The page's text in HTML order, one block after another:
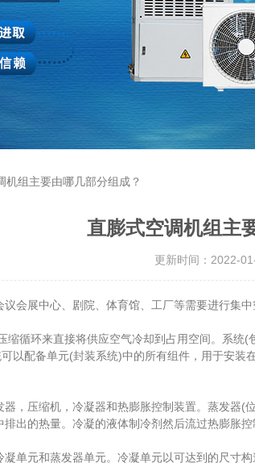
机组主要由哪几部分组成？
直膨式空调机组主
更新时间：2022-
会展中心、剧院、体育馆、工厂等需要进行集中
环来直接将供应空气冷却到占用空间。系统(
以配备单元(封装系统)中的所有组件，用于安
压缩机，冷凝器和热膨胀控制装置。蒸发器(
出的热量。冷凝的液体制冷剂然后流过热膨胀
元和蒸发器单元。冷凝单元以可达到的尺寸